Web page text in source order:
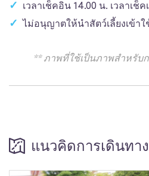
เวลาเช็คอิน 14.00 น. เวลาเช็ค
ไม่อนุญาตให้นำสัตว์เลี้ยงเข้าใ
** ภาพที่ใช้เป็นภาพสำหรั
แนวคิดการเดินทาง